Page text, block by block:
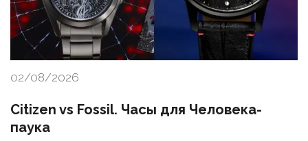
02/08/2026
Citizen vs Fossil. Часы для Человека-
паука